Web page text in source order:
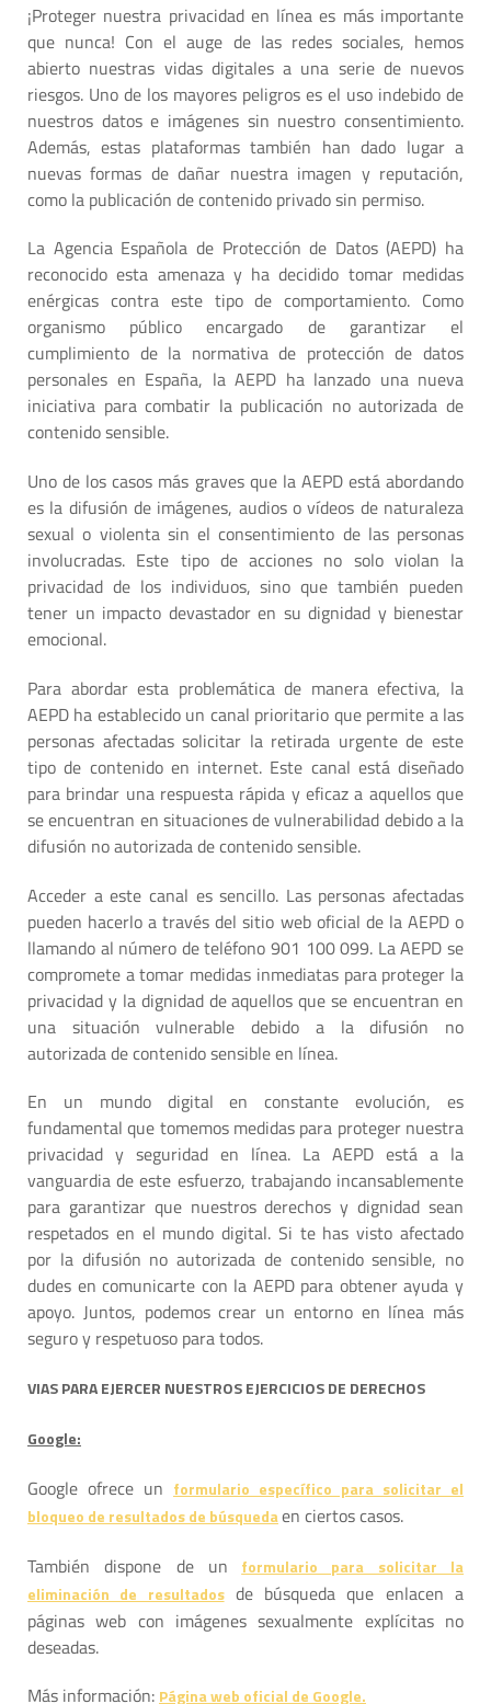
¡Proteger nuestra privacidad en línea es más importante
que nunca! Con el auge de las redes sociales, hemos
abierto nuestras vidas digitales a una serie de nuevos
riesgos. Uno de los mayores peligros es el uso indebido de
nuestros datos e imágenes sin nuestro consentimiento.
Además, estas plataformas también han dado lugar a
nuevas formas de dañar nuestra imagen y reputación,
como la publicación de contenido privado sin permiso.
La Agencia Española de Protección de Datos (AEPD) ha
reconocido esta amenaza y ha decidido tomar medidas
enérgicas contra este tipo de comportamiento. Como
organismo público encargado de garantizar el
cumplimiento de la normativa de protección de datos
personales en España, la AEPD ha lanzado una nueva
iniciativa para combatir la publicación no autorizada de
contenido sensible.
Uno de los casos más graves que la AEPD está abordando
es la difusión de imágenes, audios o vídeos de naturaleza
sexual o violenta sin el consentimiento de las personas
involucradas. Este tipo de acciones no solo violan la
privacidad de los individuos, sino que también pueden
tener un impacto devastador en su dignidad y bienestar
emocional.
Para abordar esta problemática de manera efectiva, la
AEPD ha establecido un canal prioritario que permite a las
personas afectadas solicitar la retirada urgente de este
tipo de contenido en internet. Este canal está diseñado
para brindar una respuesta rápida y eficaz a aquellos que
se encuentran en situaciones de vulnerabilidad debido a la
difusión no autorizada de contenido sensible.
Acceder a este canal es sencillo. Las personas afectadas
pueden hacerlo a través del sitio web oficial de la AEPD o
llamando al número de teléfono 901 100 099. La AEPD se
compromete a tomar medidas inmediatas para proteger la
privacidad y la dignidad de aquellos que se encuentran en
una situación vulnerable debido a la difusión no
autorizada de contenido sensible en línea.
En un mundo digital en constante evolución, es
fundamental que tomemos medidas para proteger nuestra
privacidad y seguridad en línea. La AEPD está a la
vanguardia de este esfuerzo, trabajando incansablemente
para garantizar que nuestros derechos y dignidad sean
respetados en el mundo digital. Si te has visto afectado
por la difusión no autorizada de contenido sensible, no
dudes en comunicarte con la AEPD para obtener ayuda y
apoyo. Juntos, podemos crear un entorno en línea más
seguro y respetuoso para todos.
VIAS PARA EJERCER NUESTROS EJERCICIOS DE DERECHOS
Google:
Google ofrece un formulario específico para solicitar el
bloqueo de resultados de búsquedaen ciertos casos.
También dispone de un
formulario para solicitar la
eliminación de resultadosde búsqueda que enlacen a
páginas web con imágenes sexualmente explícitas no
deseadas.
Más información: Página web oficial de Google.